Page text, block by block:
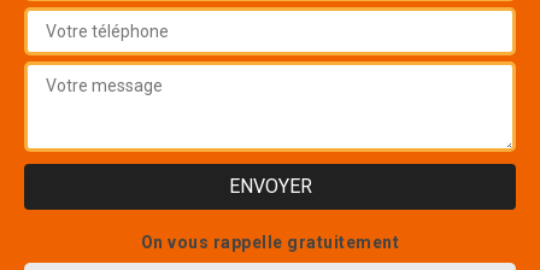
On vous rappelle gratuitement